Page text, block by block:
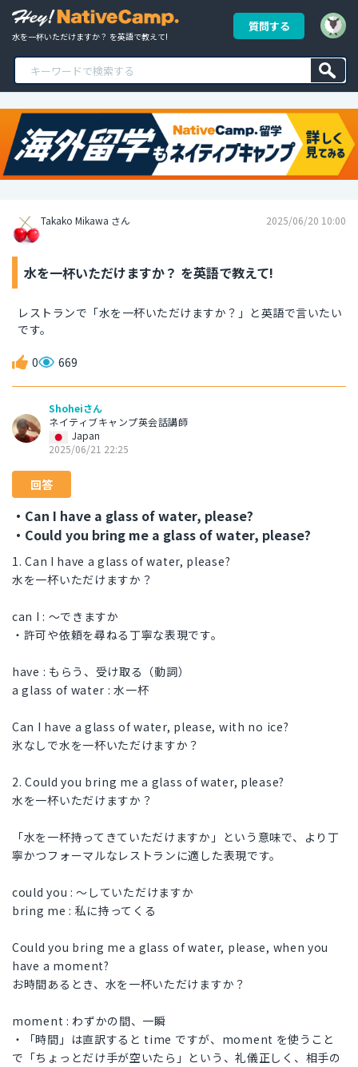
水を一杯いただけますか？ を英語で教えて!
質問する
Takako Mikawa さん 2025/06/20 10:00
水を一杯いただけますか？ を英語で教えて!
レストランで「水を一杯いただけますか？」と英語で言いたい
です。
0 669
Shoheiさん
ネイティブキャンプ英会話講師
Japan
2025/06/21 22:25
回答
・Can I have a glass of water, please?
・Could you bring me a glass of water, please?
1. Can I have a glass of water, please?
水を一杯いただけますか？
can I : 〜できますか
・許可や依頼を尋ねる丁寧な表現です。
have : もらう、受け取る（動詞）
a glass of water : 水一杯
Can I have a glass of water, please, with no ice?
氷なしで水を一杯いただけますか？
2. Could you bring me a glass of water, please?
水を一杯いただけますか？
「水を一杯持ってきていただけますか」という意味で、より丁
寧かつフォーマルなレストランに適した表現です。
could you : 〜していただけますか
bring me : 私に持ってくる
Could you bring me a glass of water, please, when you
have a moment?
お時間あるとき、水を一杯いただけますか？
moment : わずかの間、一瞬
・「時間」は直訳すると time ですが、moment を使うこと
で「ちょっとだけ手が空いたら」という、礼儀正しく、相手の